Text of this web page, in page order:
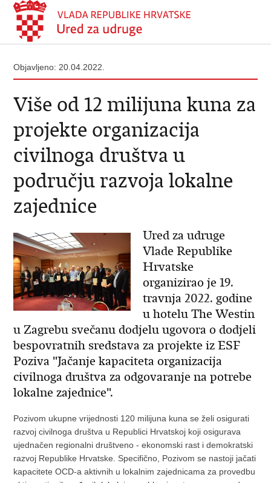
Objavljeno: 20.04.2022.
Više od 12 milijuna kuna za
projekte organizacija
civilnoga društva u
području razvoja lokalne
zajednice
Ured za udruge
Vlade Republike
Hrvatske
organizirao je 19.
travnja 2022. godine
u hotelu The Westin
u Zagrebu svečanu dodjelu ugovora o dodjeli
bespovratnih sredstava za projekte iz ESF
Poziva "Jačanje kapaciteta organizacija
civilnoga društva za odgovaranje na potrebe
lokalne zajednice".
Pozivom ukupne vrijednosti 120 milijuna kuna se želi osigurati
razvoj civilnoga društva u Republici Hrvatskoj koji osigurava
ujednačen regionalni društveno - ekonomski rast i demokratski
razvoj Republike Hrvatske. Specifično, Pozivom se nastoji jačati
kapacitete OCD-a aktivnih u lokalnim zajednicama za provedbu